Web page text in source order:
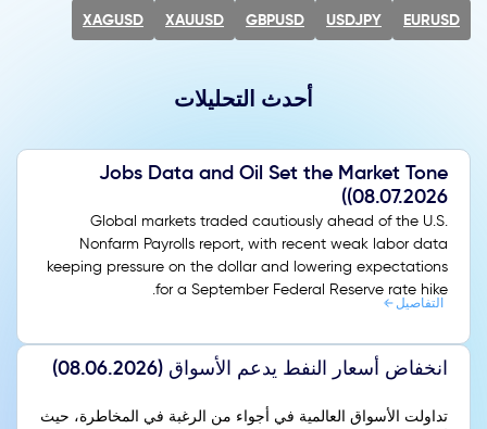
EURUSD
USDJPY
GBPUSD
XAUUSD
XAGUSD
أحدث التحليلات
Jobs Data and Oil Set the Market Tone
(08.07.2026)
Global markets traded cautiously ahead of the U.S.
Nonfarm Payrolls report, with recent weak labor data
keeping pressure on the dollar and lowering expectations
for a September Federal Reserve rate hike.
التفاصيل
انخفاض أسعار النفط يدعم الأسواق (08.06.2026)
تداولت الأسواق العالمية في أجواء من الرغبة في المخاطرة، حيث